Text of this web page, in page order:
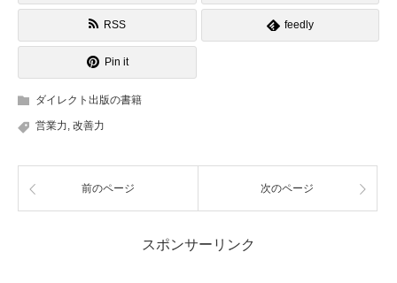
RSS feedly
Pin it
ダイレクト出版の書籍
営業力, 改善力
前のページ 次のページ
スポンサーリンク